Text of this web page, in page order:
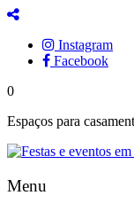
Instagram
Facebook
0
Espaços para
Menu